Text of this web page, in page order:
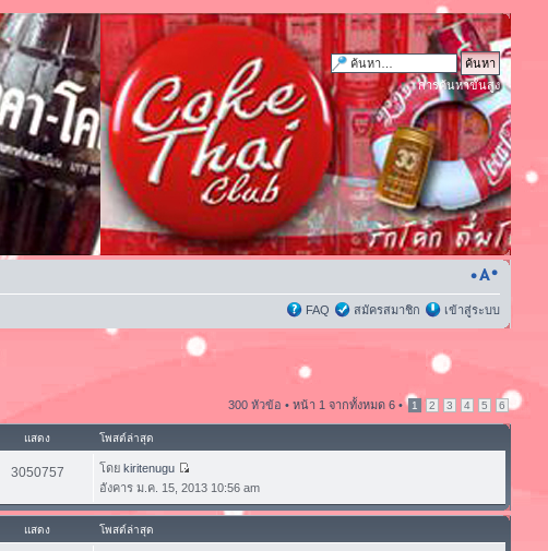
การค้นหาขั้นสูง
FAQ สมัครสมาชิก เข้าสู่ระบบ
300 หัวข้อ •หน้า 1 จากทั้งหมด6 • 1 2 3 4 5 6
แสดง โพสต์ล่าสุด
3050757 โดย kiritenugu
อังคาร ม.ค. 15, 2013 10:56 am
แสดง โพสต์ล่าสุด